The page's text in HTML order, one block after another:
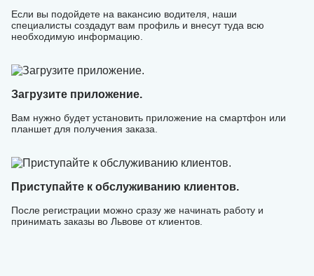
Если вы подойдете на вакансию водителя, наши
специалисты создадут вам профиль и внесут туда всю
необходимую информацию.
Загрузите приложение.
Вам нужно будет установить приложение на смартфон или
планшет для получения заказа.
Приступайте к обслуживанию клиентов.
После регистрации можно сразу же начинать работу и
принимать заказы во Львове от клиентов.